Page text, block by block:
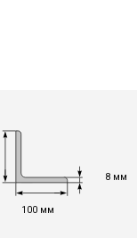
100 мм
8 мм